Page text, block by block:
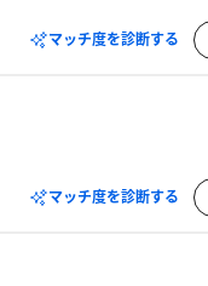
マッチ度を診断する
マッチ度を診断する